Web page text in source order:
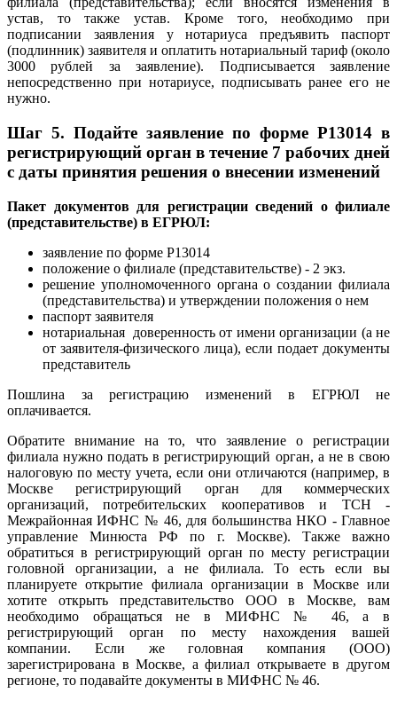
устав, то также устав. Кроме того, необходимо при
подписании заявления у нотариуса предъявить паспорт
(подлинник) заявителя и оплатить нотариальный тариф (около
3000 рублей за заявление). Подписывается заявление
непосредственно при нотариусе, подписывать ранее его не
нужно.
Шаг 5. Подайте заявление по форме P13014 в
регистрирующий орган в течение 7 рабочих дней
с даты принятия решения о внесении изменений
Пакет документов для регистрации сведений о филиале
(представительстве) в ЕГРЮЛ:
заявление по форме Р13014
положение о филиале (представительстве) - 2 экз.
решение уполномоченного органа о создании филиала
(представительства) и утверждении положения о нем
паспорт заявителя
нотариальная доверенность от имени организации (а не
от заявителя-физического лица), если подает документы
представитель
Пошлина за регистрацию изменений в ЕГРЮЛ не
оплачивается.
Обратите внимание на то, что заявление о регистрации
филиала нужно подать в регистрирующий орган, а не в свою
налоговую по месту учета, если они отличаются (например, в
Москве регистрирующий орган для коммерческих
организаций, потребительских кооперативов и ТСН -
Межрайонная ИФНС № 46, для большинства НКО - Главное
управление Минюста РФ по г. Москве). Также важно
обратиться в регистрирующий орган по месту регистрации
головной организации, а не филиала. То есть если вы
планируете открытие филиала организации в Москве или
хотите открыть представительство ООО в Москве, вам
необходимо обращаться не в МИФНС № 46, а в
регистрирующий орган по месту нахождения вашей
компании. Если же головная компания (ООО)
зарегистрирована в Москве, а филиал открываете в другом
регионе, то подавайте документы в МИФНС № 46.